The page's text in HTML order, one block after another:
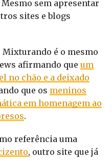
Mesmo sem apresentar
sites e blogs
Mixturando é o mesmo
afirmando que um
no chão e a deixado
que os meninos
em homenagem ao
.
referência uma
, outro site que já